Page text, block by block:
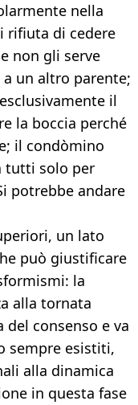
nella
rifiuta di cedere
non gli serve
un altro parente;
il
la boccia perché
il condòmino
tutti solo per
potrebbe andare
un lato
può giustificare
la
alla tornata
del consenso e va
sempre esistiti,
alla dinamica
in questa fase